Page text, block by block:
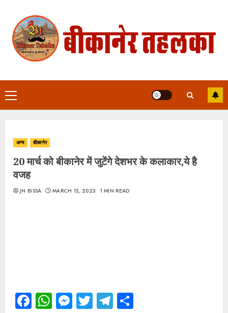
content
Primary
Menu
अन्य बीकानेर
20 मार्च को बीकानेर में जुटेंगे देशभर के कलाकार,ये है
वजह
JN BISSA MARCH 15, 2023 1 MIN READ
Facebook
WhatsApp
Messenger
TwitterTelegram